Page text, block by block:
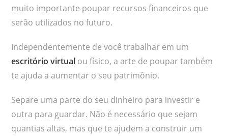
muito importante poupar recursos financeiros que
serão utilizados no futuro.
Independentemente de você trabalhar em um
escritório virtual ou físico, a arte de poupar também
te ajuda a aumentar o seu patrimônio.
Separe uma parte do seu dinheiro para investir e
outra para guardar. Não é necessário que sejam
quantias altas, mas que te ajudem a construir um